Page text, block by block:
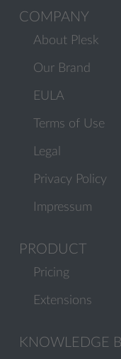
COMPANY
About Plesk
Our Brand
EULA
Terms of Use
Legal
Privacy Policy
Impressum
PRODUCT
Pricing
Extensions
KNOWLEDGE